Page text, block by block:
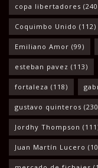
copa libertadores
Coquimbo Unido (112)
Emiliano Amor (99)
esteban pavez (113)
fortaleza (118)
gustavo quinteros
Jordhy Thompson
Juan Martín Lucero